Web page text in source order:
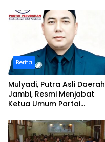
serumpun
Berita
Mulyadi, Putra Asli Daerah
Jambi, Resmi Menjabat
Ketua Umum Partai
Perwakilan ASEAN Partai
Perubahan di Malaysia